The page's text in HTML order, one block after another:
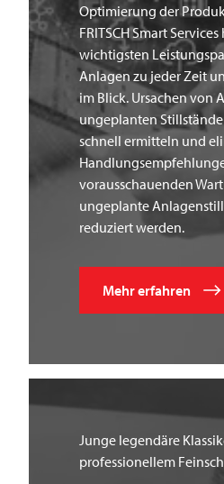
Optimierung der
FRITSCHSmart Services
wichtigsten
Anlagen zu jeder Zeit
im Blick. Ursachen von
ungeplanten
schnell ermitteln und
vorausschauenden
ungeplante
reduziert werden.
Mehr erfahren
Junge legendäre
professionellem